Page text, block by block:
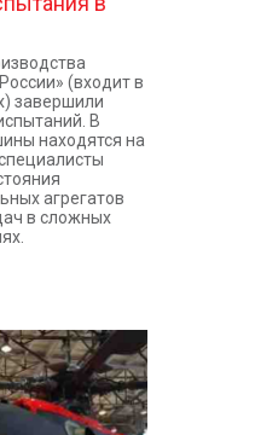
(входит в
завершили
В
находятся на
агрегатов
в сложных